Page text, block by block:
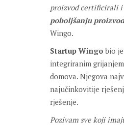
proizvod certificirali i
poboljšanju
Wingo.
Startup Wingo bio
integriranim
domova. Njegova
najučinkovitije
rješenje.
Pozivam sve koji